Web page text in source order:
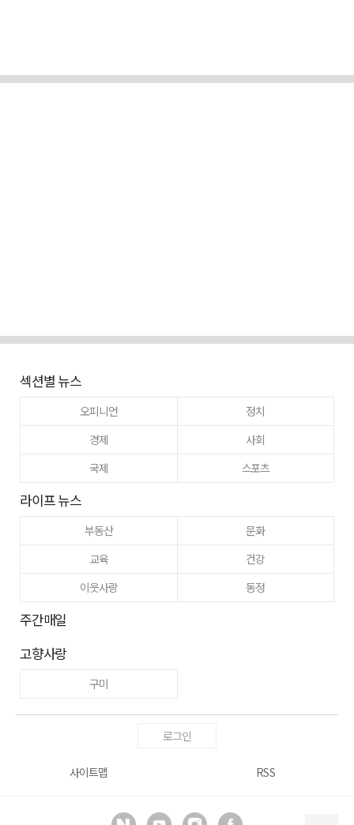
섹션별 뉴스
오피니언
정치
경제
사회
국제
스포츠
라이프 뉴스
부동산
문화
교육
건강
이웃사랑
동정
주간매일
고향사랑
구미
로그인
사이트맵 RSS